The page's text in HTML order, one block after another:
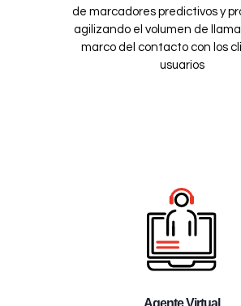
de marcadores predictivos y
agilizando el volumen de
marco del contacto con los
usuarios